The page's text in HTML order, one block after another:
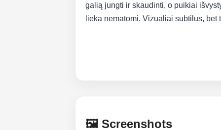
galią jungti ir skaudinti, o puikiai
lieka nematomi. Vizualiai subtilus,
🖼️ Screenshots